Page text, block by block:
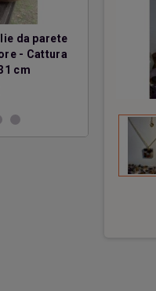
da parete
- Cattura
cm